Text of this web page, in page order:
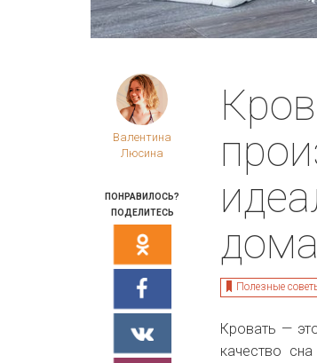
Валентина
Люсина
ПОНРАВИЛОСЬ?
ПОДЕЛИТЕСЬ
дома
Полезные
Кровать —
качество